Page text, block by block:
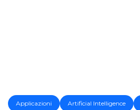
Applicazioni Artificial Intelligence